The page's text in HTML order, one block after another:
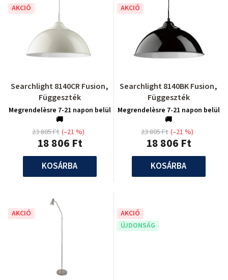
AKCIÓ
Searchlight 8140CR Fusion,
Függeszték
Megrendelèsre 7-21 napon belül
🚚
18 806 Ft
23 805 Ft (–21 %)
KOSÁRBA
AKCIÓ
Searchlight 8140BK Fusion,
Függeszték
Megrendelèsre 7-21 napon belül
🚚
18 806 Ft
23 805 Ft (–21 %)
KOSÁRBA
AKCIÓ
AKCIÓ
ÚJDONSÁG